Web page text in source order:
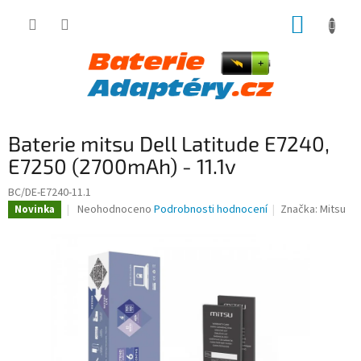
Baterie mitsu Dell Latitude E7240,
E7250 (2700mAh) - 11.1v
BC/DE-E7240-11.1
Novinka
Průměrné
0,0
hvězdiček.
Neohodnoceno Podrobnosti hodnocení Značka:Mitsu